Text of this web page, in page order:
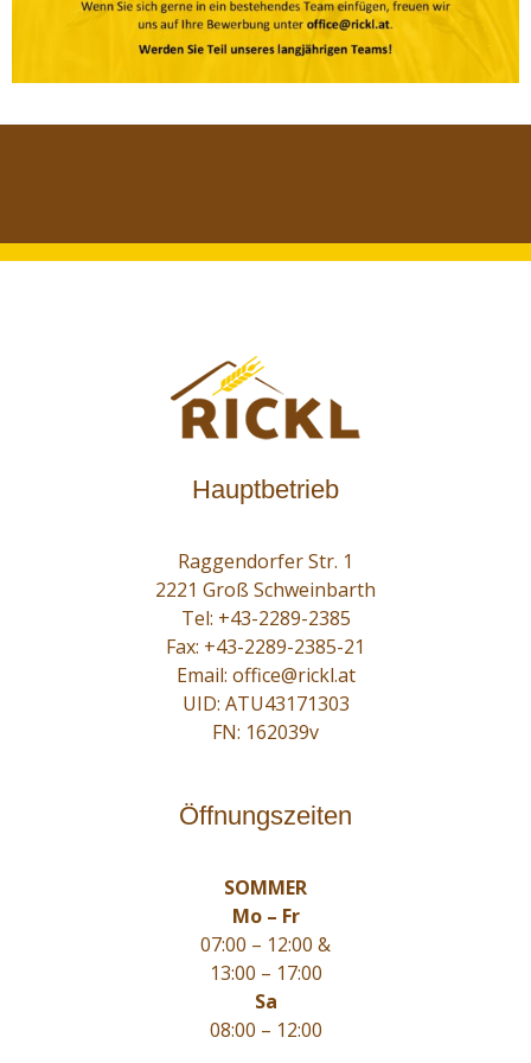
Hauptbetrieb
Raggendorfer Str. 1
2221 Groß Schweinbarth
Tel: +43-2289-2385
Fax: +43-2289-2385-21
Email: office@rickl.at
UID: ATU43171303
FN: 162039v
Öffnungszeiten
SOMMER
Mo – Fr
07:00 – 12:00 &
13:00 – 17:00
Sa
08:00 – 12:00